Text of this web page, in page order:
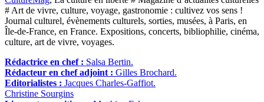
# Art de vivre, culture, voyage, gastronomie : cultivez vos sens !
Journal culturel, évènements culturels, sorties, musées, à Paris, en
Île-de-France, en France. Expositions, concerts, bibliophilie, cinéma,
culture, art de vivre, voyages.
Rédactrice en chef : Salsa Bertin.
Rédacteur en chef adjoint : Gilles Brochard.
Editorialistes : Jacques Charles-Gaffiot.
Christine Sourgins